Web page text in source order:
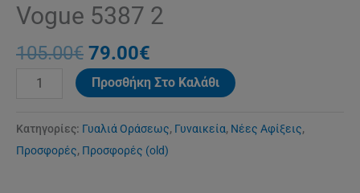
Vogue 5387 2
105.00€ 79.00€
Προσθήκη Στο Καλάθι
Κατηγορίες: Γυαλιά Οράσεως, Γυναικεία, Νέες Αφίξεις,
Προσφορές, Προσφορές (old)